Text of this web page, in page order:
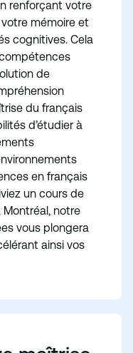
renforçant votre
mémoire et
cognitives. Cela
de
du français
d’étudier à
en français
un cours de
notre
vous plongera
ainsi vos